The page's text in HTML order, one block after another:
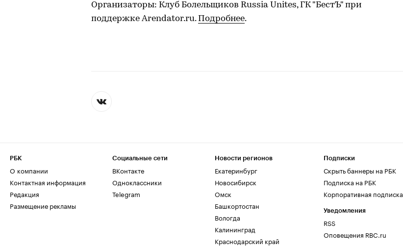
Организаторы: Клуб Болельщиков Russia Unites, ГК "БестЪ" при
поддержке Arendator.ru. Подробнее.
РБК
О компании
Контактная информация
Редакция
Размещение рекламы
Социальные сети
ВКонтакте
Одноклассники
Telegram
Новости регионов
Екатеринбург
Новосибирск
Омск
Башкортостан
Вологда
Калининград
Краснодарский край
Подписки
Скрыть баннеры на РБК
Подписка на РБК
Корпоративная подписка
Уведомления
RSS
Оповещения RBC.ru